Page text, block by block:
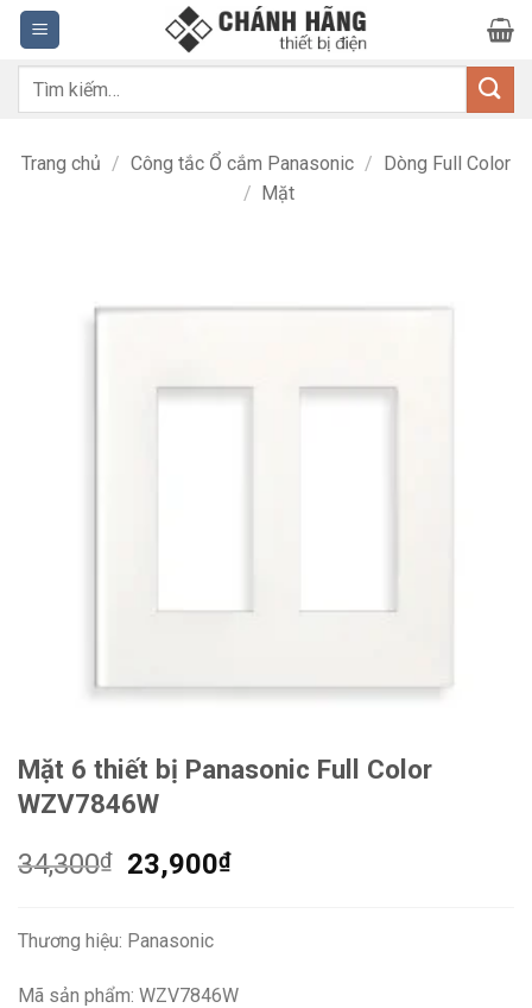
Bỏ
qua
nội
dung
Tìm
Trang chủ / Công tắc Ổ cắm Panasonic / Dòng Full Color
/ Mặt
Mặt 6 thiết bị Panasonic Full Color
WZV7846W
34,300₫
Giá
34,300₫.
23,900₫Giá
Thương hiệu: Panasonic
Mã sản phẩm: WZV7846W